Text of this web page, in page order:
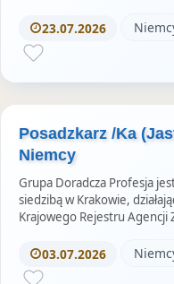
23.07.2026
Posadzkarz /Ka
Niemcy
Grupa Doradcza Profesja
siedzibą w Krakowie,
Krajowego Rejestru
03.07.2026